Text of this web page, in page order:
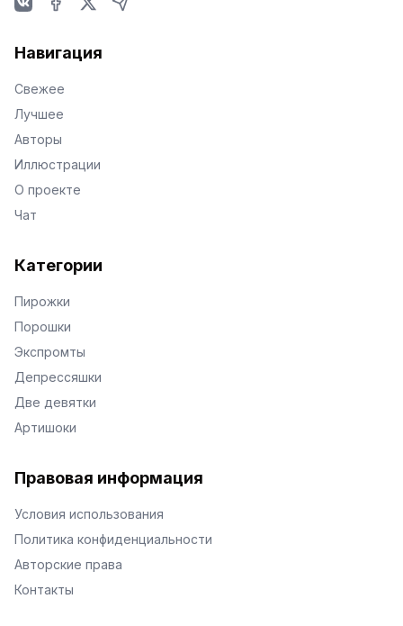
Навигация
Свежее
Лучшее
Авторы
Иллюстрации
О проекте
Чат
Категории
Пирожки
Порошки
Экспромты
Депрессяшки
Две девятки
Артишоки
Правовая информация
Условия использования
Политика конфиденциальности
Авторские права
Контакты